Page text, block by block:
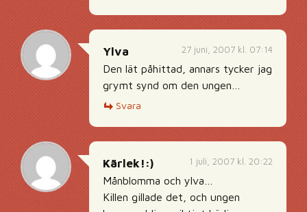
27 juni, 2007 kl. 07:14
Ylva
Den lät påhittad, annars tycker jag
grymt synd om den ungen…
Svara
1 juli, 2007 kl. 20:22
Kärlek!:)
Månblomma och ylva…
Killen gillade det, och ungen